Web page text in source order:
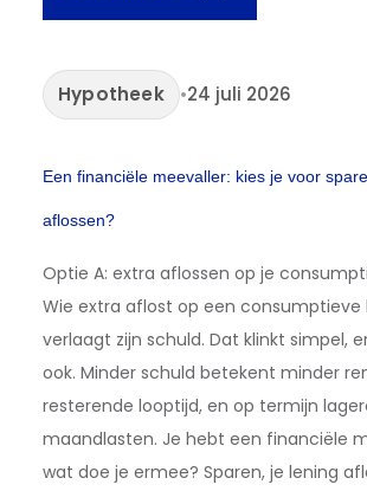
Hypotheek •24 juli 2026
Een financiële meevaller: kies je voor
aflossen?
Optie A: extra aflossen op je
Wie extra aflost op een consumptieve
verlaagt zijn schuld. Dat klinkt simpel,
ook. Minder schuld betekent minder
resterende looptijd, en op termijn
maandlasten. Je hebt een financiële
wat doe je ermee? Sparen, je lening